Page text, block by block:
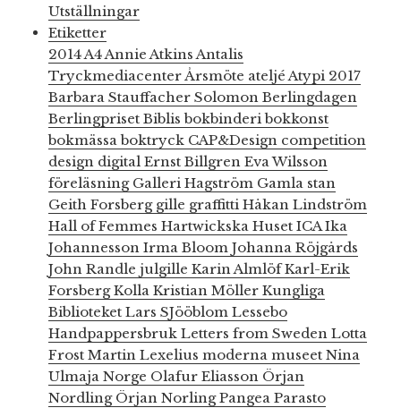
Utställningar
Etiketter
2014A4Annie AtkinsAntalis
TryckmediacenterÅrsmöte ateljéAtypi 2017
Barbara Stauffacher SolomonBerlingdagen
BerlingprisetBiblisbokbinderibokkonst
bokmässaboktryck CAP&Design competition
design digitalErnst BillgrenEva Wilsson
föreläsning Galleri Hagström Gamla stan
Geith Forsberg gille graffittiHåkan Lindström
Hall of FemmesHartwickska HusetICAIka
JohannessonIrma BloomJohanna Röjgårds
John RandlejulgilleKarin AlmlöfKarl-Erik
ForsbergKollaKristian MöllerKungliga
BiblioteketLars SJööblomLessebo
HandpappersbrukLetters from SwedenLotta
FrostMartin Lexeliusmoderna museetNina
UlmajaNorge Olafur Eliasson Örjan
Nordling Örjan NorlingPangeaParasto